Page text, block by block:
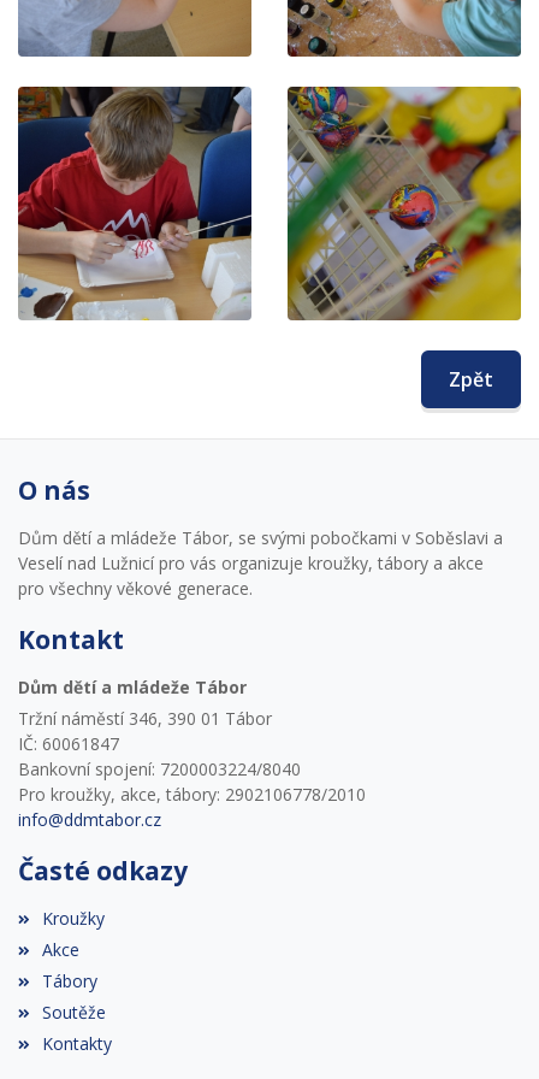
Zpět
O nás
Dům dětí a mládeže Tábor, se svými pobočkami v Soběslavi a
Veselí nad Lužnicí pro vás organizuje kroužky, tábory a akce
pro všechny věkové generace.
Kontakt
Dům dětí a mládeže Tábor
Tržní náměstí 346, 390 01 Tábor
IČ: 60061847
Bankovní spojení: 7200003224/8040
Pro kroužky, akce, tábory: 2902106778/2010
info@ddmtabor.cz
Časté odkazy
Kroužky
Akce
Tábory
Soutěže
Kontakty